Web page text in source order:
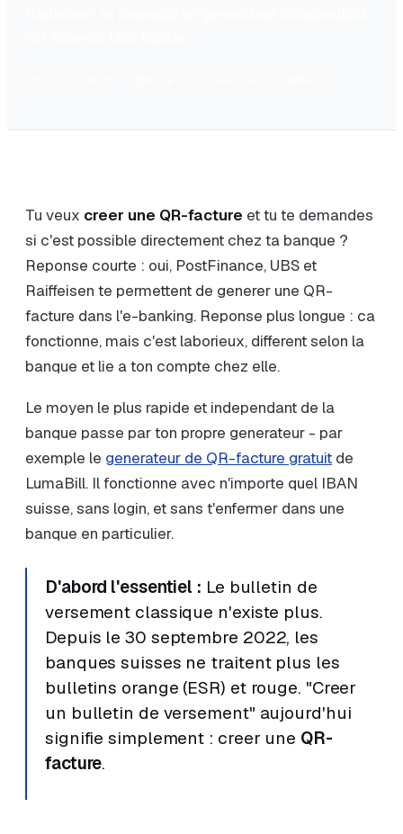
Tu veux creer une QR-facture et tu te demandes
si c'est possible directement chez ta banque ?
Reponse courte : oui, PostFinance, UBS et
Raiffeisen te permettent de generer une QR-
facture dans l'e-banking. Reponse plus longue : ca
fonctionne, mais c'est laborieux, different selon la
banque et lie a ton compte chez elle.
Le moyen le plus rapide et independant de la
banque passe par ton propre generateur - par
exemple le generateur de QR-facture gratuit de
LumaBill. Il fonctionne avec n'importe quel IBAN
suisse, sans login, et sans t'enfermer dans une
banque en particulier.
D'abord l'essentiel : Le bulletin de
versement classique n'existe plus.
Depuis le 30 septembre 2022, les
banques suisses ne traitent plus les
bulletins orange (ESR) et rouge. "Creer
un bulletin de versement" aujourd'hui
signifie simplement : creer une QR-
facture.